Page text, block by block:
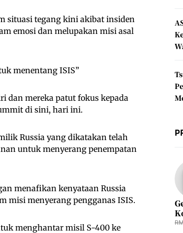
situasi tegang kini akibat insiden
emosi dan melupakan misi asal
menentang ISIS”
dan mereka patut fokus kepada
di sini, hari ini.
Russia yang dikatakan telah
untuk menyerang penempatan
menafikan kenyataan Russia
misi menyerang pengganas ISIS.
menghantar misil S-400 ke